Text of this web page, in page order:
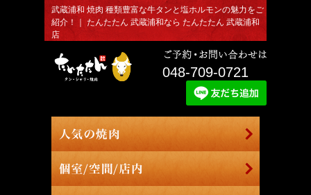
武蔵浦和 焼肉 種類豊富な牛タンと塩ホルモンの魅力をご
紹介！｜ たんたたん 武蔵浦和なら たんたたん 武蔵浦和
店
048-709-0721